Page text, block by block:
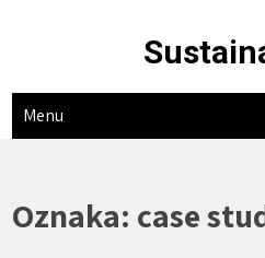
Menu
Oznaka: case